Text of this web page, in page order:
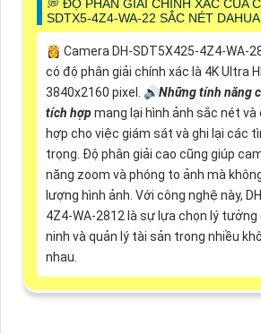
️💭 ĐỘ PHÂN GIẢI CHÍNH XÁC CỦA
SDTX5-4Z4-WA-22 SẮC NÉT
👸 Camera DH-SDT5X425-4Z4-WA-
có độ phân giải chính xác là 4K Ultra
3840x2160 pixel. 🔊Những tính năng
tích hợpmang lại hình ảnh sắc nét
hợp cho việc giám sát và ghi lại các
trọng. Độ phân giải cao cũng giúp
năng zoom và phóng to ảnh mà
lượng hình ảnh. Với công nghệ này,
4Z4-WA-2812 là sự lựa chọn lý tưởng
ninh và quản lý tài sản trong nhiều
nhau.